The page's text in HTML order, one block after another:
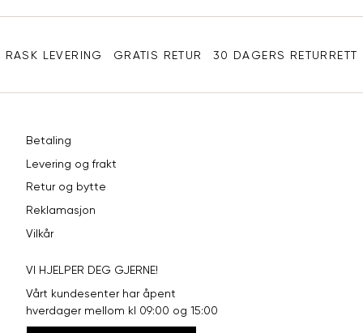
RASK LEVERING GRATIS RETUR 30 DAGERS RETURRETT
Betaling
Levering og frakt
Retur og bytte
Reklamasjon
Vilkår
VI HJELPER DEG GJERNE!
Vårt kundesenter har åpent
hverdager mellom kl 09:00 og 15:00